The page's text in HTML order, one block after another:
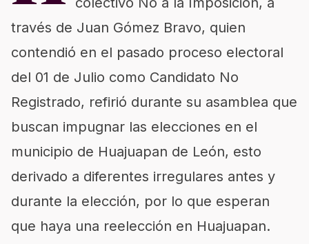
través de Juan Gómez Bravo, quien
contendió en el pasado proceso electoral
del 01 de Julio como Candidato No
Registrado, refirió durante su asamblea que
buscan impugnar las elecciones en el
municipio de Huajuapan de León, esto
derivado a diferentes irregulares antes y
durante la elección, por lo que esperan
que haya una reelección en Huajuapan.